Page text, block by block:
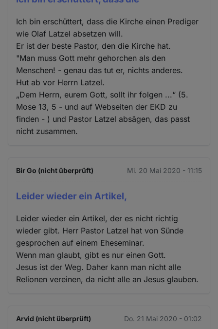
Ich bin erschüttert, dass die Kirche einen Prediger
wie Olaf Latzel absetzen will.
Er ist der beste Pastor, den die Kirche hat.
"Man muss Gott mehr gehorchen als den
Menschen! - genau das tut er, nichts anderes.
Hut ab vor Herrn Latzel.
„Dem Herrn, eurem Gott, sollt ihr folgen ...“ (5.
Mose 13, 5 - und auf Webseiten der EKD zu
finden - ) und Pastor Latzel absägen, das passt
nicht zusammen.
Bir Go (nicht überprüft) Mi. 20 Mai 2020 - 11:15
Leider wieder ein Artikel,
Leider wieder ein Artikel, der es nicht richtig
wieder gibt. Herr Pastor Latzel hat von Sünde
gesprochen auf einem Eheseminar.
Wenn man glaubt, gibt es nur einen Gott.
Jesus ist der Weg. Daher kann man nicht alle
Relionen vereinen, da nicht alle an Jesus glauben.
Arvid (nicht überprüft) Do. 21 Mai 2020 - 01:02